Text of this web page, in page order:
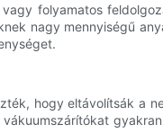
folyamatos
nagy mennyiségű
hogy eltávolítsák a